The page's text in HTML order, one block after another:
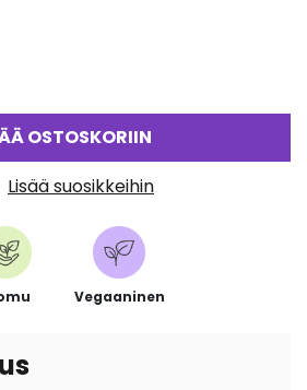
OSTOSKORIIN
Lisää suosikkeihin
Vegaaninen